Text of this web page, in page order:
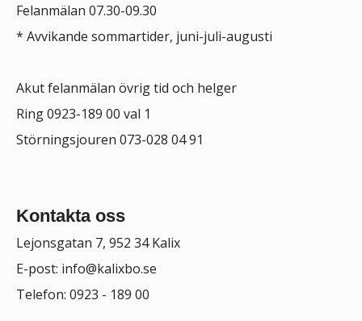
Felanmälan 07.30-09.30
* Avvikande sommartider, juni-juli-augusti
Akut felanmälan övrig tid och helger
Ring 0923-189 00 val 1
Störningsjouren 073-028 04 91
Kontakta oss
Lejonsgatan 7, 952 34 Kalix
E-post: info@kalixbo.se
Telefon: 0923 - 189 00